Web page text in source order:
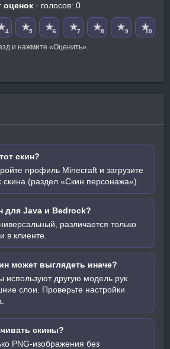
оценок · голосов: 0
4 ★5 ★6 ★7 ★8 ★9 ★10
и нажмите «Оценить».
скин?
профиль Minecraft и загрузите
(раздел «Скин персонажа»).
для Java и Bedrock?
различается только
в клиенте.
может выглядеть иначе?
используют другую модель рук
слои. Проверьте настройки
скины?
PNG-изображения без